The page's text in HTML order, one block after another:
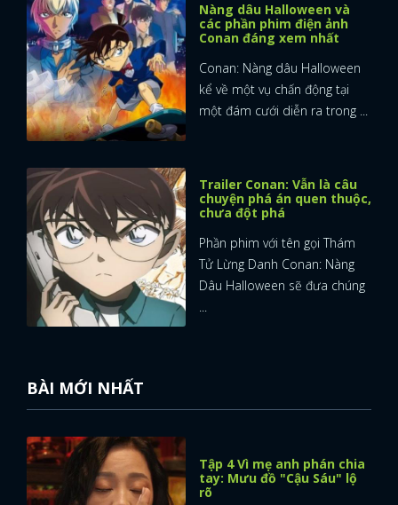
Nàng dâu Halloween và
các phần phim điện ảnh
Conan đáng xem nhất
Conan: Nàng dâu Halloween
kể về một vụ chấn động tại
một đám cưới diễn ra trong ...
Trailer Conan: Vẫn là câu
chuyện phá án quen thuộc,
chưa đột phá
Phần phim với tên gọi Thám
Tử Lừng Danh Conan: Nàng
Dâu Halloween sẽ đưa chúng
...
BÀI MỚI NHẤT
Tập 4 Vì mẹ anh phán chia
tay: Mưu đồ "Cậu Sáu" lộ
rõ